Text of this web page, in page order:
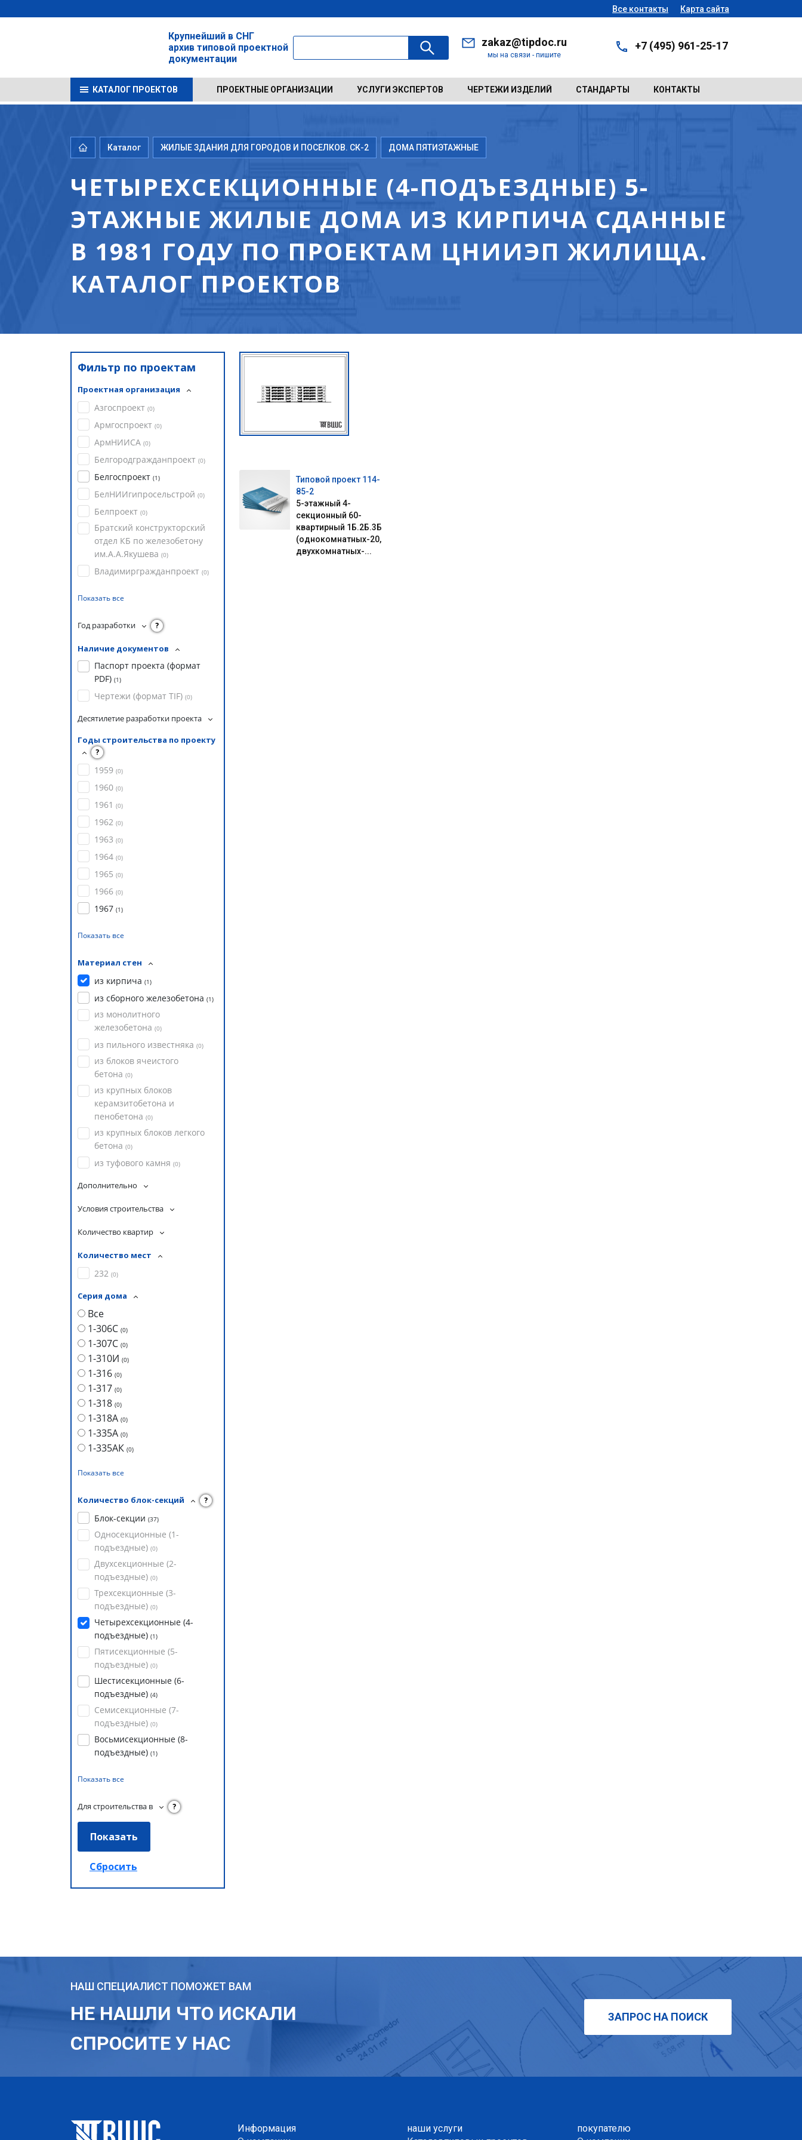
Все контакты Карта сайта
Крупнейший в СНГ
архив типовой проектной
документации
zakaz@tipdoc.ru
мы на связи - пишите
+7 (495) 961-25-17
КАТАЛОГ ПРОЕКТОВ ПРОЕКТНЫЕ ОРГАНИЗАЦИИ УСЛУГИ ЭКСПЕРТОВ ЧЕРТЕЖИ ИЗДЕЛИЙ СТАНДАРТЫ КОНТАКТЫ
Каталог ЖИЛЫЕ ЗДАНИЯ ДЛЯ ГОРОДОВ И ПОСЕЛКОВ. СК-2 ДОМА ПЯТИЭТАЖНЫЕ
ЧЕТЫРЕХСЕКЦИОННЫЕ (4-ПОДЪЕЗДНЫЕ) 5-
ЭТАЖНЫЕ ЖИЛЫЕ ДОМА ИЗ КИРПИЧА СДАННЫЕ
В 1981 ГОДУ ПО ПРОЕКТАМ ЦНИИЭП ЖИЛИЩА.
КАТАЛОГ ПРОЕКТОВ
Фильтр по проектам
Проектная организация
Азгоспроект (0)
Армгоспроект (0)
АрмНИИСА (0)
Белгородгражданпроект (0)
Белгоспроект (1)
БелНИИгипросельстрой (0)
Белпроект (0)
Братский конструкторский
отдел КБ по железобетону
им.А.А.Якушева (0)
Владимиргражданпроект (0)
Показать все
Год разработки ?
Наличие документов
Паспорт проекта (формат
PDF) (1)
Чертежи (формат TIF) (0)
Десятилетие разработки проекта
Годы строительства по проекту
?
1959 (0)
1960 (0)
1961 (0)
1962 (0)
1963 (0)
1964 (0)
1965 (0)
1966 (0)
1967 (1)
Показать все
Материал стен
из кирпича (1)
из сборного железобетона (1)
из монолитного
железобетона (0)
из пильного известняка (0)
из блоков ячеистого
бетона (0)
из крупных блоков
керамзитобетона и
пенобетона (0)
из крупных блоков легкого
бетона (0)
из туфового камня (0)
Дополнительно
Условия строительства
Количество квартир
Количество мест
232 (0)
Серия дома
Все
1-306С (0)
1-307С (0)
1-310И (0)
1-316 (0)
1-317 (0)
1-318 (0)
1-318А (0)
1-335А (0)
1-335АК (0)
Показать все
Количество блок-секций ?
Блок-секции (37)
Односекционные (1-
подъездные) (0)
Двухсекционные (2-
подъездные) (0)
Трехсекционные (3-
подъездные) (0)
Четырехсекционные (4-
подъездные) (1)
Пятисекционные (5-
подъездные) (0)
Шестисекционные (6-
подъездные) (4)
Семисекционные (7-
подъездные) (0)
Восьмисекционные (8-
подъездные) (1)
Показать все
Для строительства в ?
Типовой проект 114-
85-2
5-этажный 4-
секционный 60-
квартирный 1Б.2Б.3Б
(однокомнатных-20,
двухкомнатных-...
НАШ СПЕЦИАЛИСТ ПОМОЖЕТ ВАМ
НЕ НАШЛИ ЧТО ИСКАЛИ
СПРОСИТЕ У НАС
ЗАПРОС НА ПОИСК
Информация
наши услуги
покупателю